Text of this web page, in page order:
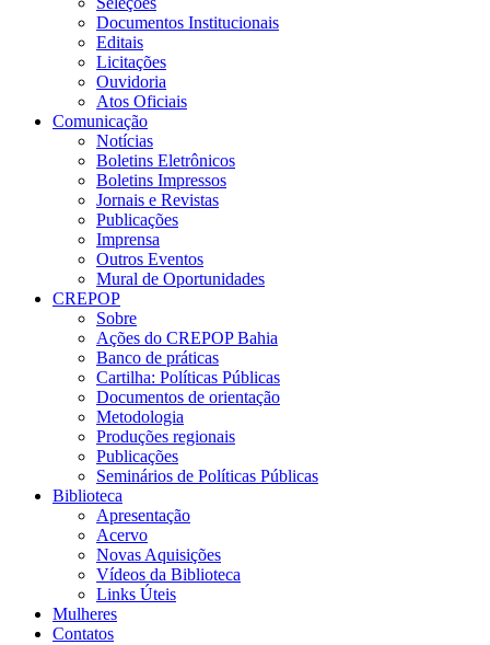
Documentos Institucionais
Editais
Licitações
Ouvidoria
Atos Oficiais
Comunicação
Notícias
Boletins Eletrônicos
Boletins Impressos
Jornais e Revistas
Publicações
Imprensa
Outros Eventos
Mural de Oportunidades
CREPOP
Sobre
Ações do CREPOP Bahia
Banco de práticas
Cartilha: Políticas Públicas
Documentos de orientação
Metodologia
Produções regionais
Publicações
Seminários de Políticas Públicas
Biblioteca
Apresentação
Acervo
Novas Aquisições
Vídeos da Biblioteca
Links Úteis
Mulheres
Contatos